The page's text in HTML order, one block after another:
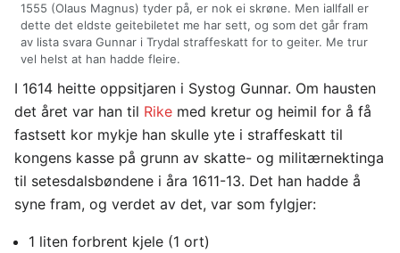
1555 (Olaus Magnus) tyder på, er nok ei skrøne. Men iallfall er
dette det eldste geitebiletet me har sett, og som det går fram
av lista svara Gunnar i Trydal straffeskatt for to geiter. Me trur
vel helst at han hadde fleire.
I 1614 heitte oppsitjaren i Systog Gunnar. Om hausten
det året var han til Rike med kretur og heimil for å få
fastsett kor mykje han skulle yte i straffeskatt til
kongens kasse på grunn av skatte- og militærnektinga
til setesdalsbøndene i åra 1611-13. Det han hadde å
syne fram, og verdet av det, var som fylgjer:
1 liten forbrent kjele (1 ort)